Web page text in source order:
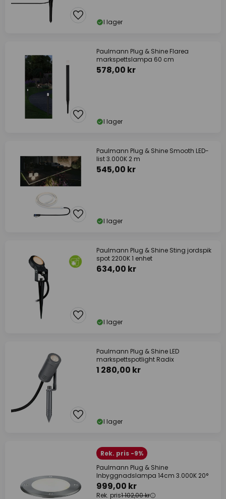
I lager
Paulmann Plug & Shine Flarea
markspettslampa 60 cm
578,00 kr
I lager
Paulmann Plug & Shine Smooth LED-
list 3.000K 2 m
545,00 kr
I lager
Paulmann Plug & Shine Sting jordspik
spot 2200K 1 enhet
634,00 kr
I lager
Paulmann Plug & Shine LED
markspettspotlight Radix
1 280,00 kr
I lager
Rek. pris -9%
Paulmann Plug & Shine
Inbyggnadslampa 14cm 3.000K 20°
999,00 kr
Rek. pris1 102,00 kr